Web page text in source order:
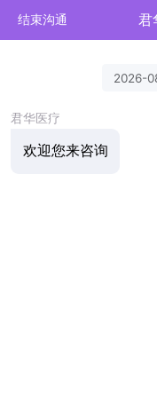
结束沟通 君
2026-
君华医疗
欢迎您来咨询